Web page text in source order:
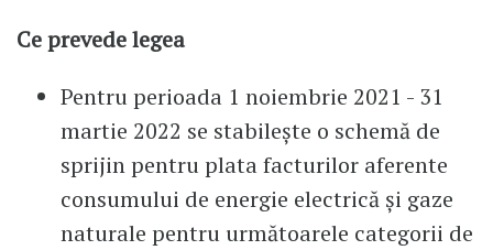
Ce prevede legea
Pentru perioada 1 noiembrie 2021 - 31
martie 2022 se stabileşte o schemă de
sprijin pentru plata facturilor aferente
consumului de energie electrică şi gaze
naturale pentru următoarele categorii de